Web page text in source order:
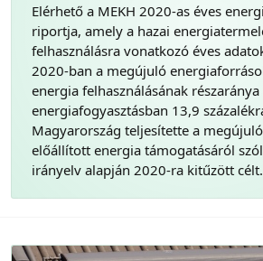
Elérhető a MEKH 2020-as éves
riportja, amely a hazai
felhasználásra vonatkozó éves
2020-ban a megújuló
energia felhasználásának
energiafogyasztásban 13,9
Magyarország teljesítette a
előállított energia támogatásáról
irányelv alapján 2020-ra kitűzött célt.